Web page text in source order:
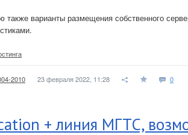
также варианты размещения собственного
2010 23 февраля 2022, 11:28 0
+ линия МГТС,